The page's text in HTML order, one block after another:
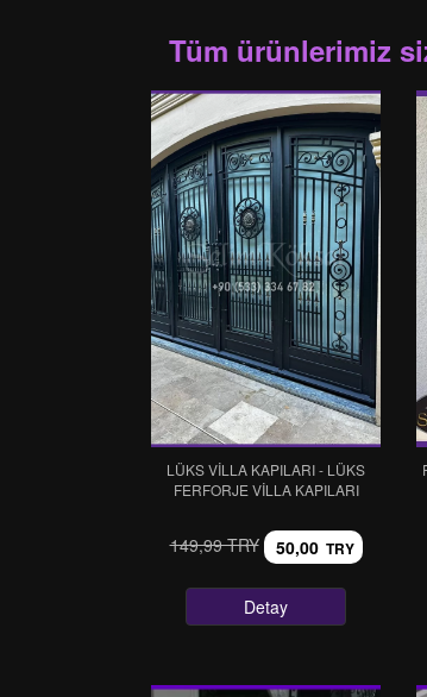
Tüm ürünlerimiz
LÜKS VİLLA KAPILARI - LÜKS
FERFORJE VİLLA KAPILARI
149,99 TRY 50,00 TRY
Detay